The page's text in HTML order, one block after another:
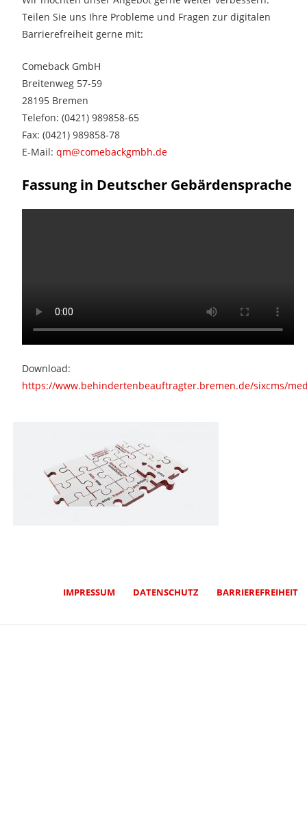
Teilen Sie uns Ihre Probleme und Fragen zur digitalen
Barrierefreiheit gerne mit:
Comeback GmbH
Breitenweg 57-59
28195 Bremen
Telefon: (0421) 989858-65
Fax: (0421) 989858-78
E-Mail: qm@comebackgmbh.de
Fassung in Deutscher Gebärdensprache
Download:
https://www.behindertenbeauftragter.bremen.de/sixcms/
BARRIEREFREIHEIT
DATENSCHUTZ
IMPRESSUM